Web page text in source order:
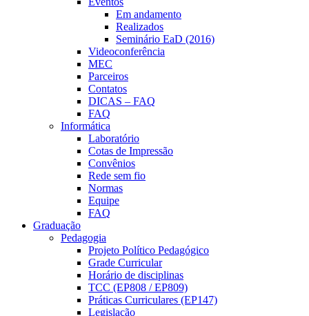
Em andamento
Realizados
Seminário EaD (2016)
Videoconferência
MEC
Parceiros
Contatos
DICAS – FAQ
FAQ
Informática
Laboratório
Cotas de Impressão
Convênios
Rede sem fio
Normas
Equipe
FAQ
Graduação
Pedagogia
Projeto Político Pedagógico
Grade Curricular
Horário de disciplinas
TCC (EP808 / EP809)
Práticas Curriculares (EP147)
Legislação